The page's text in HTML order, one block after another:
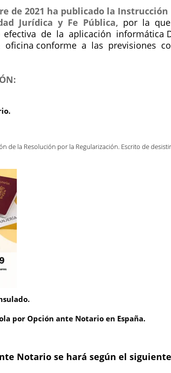
de 2021 ha publicado la
Jurídica y Fe Pública, por la
de la aplicación informática
conforme a las previsiones
de la Resolución por la Regularización. Escrito de
por Opción ante Notario en España.
Notario se hará según el